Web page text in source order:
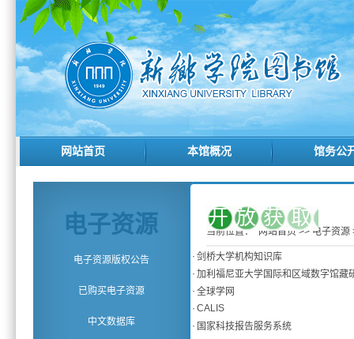
网站首页 本馆概况 馆务公
电子资源
电子资源版权公告
已购买电子资源
中文数据库
当前位置： 网站首页 >> 电子资源
开放获取
· 剑桥大学机构知识库
· 加利福尼亚大学国际和区域数字馆藏
· 全球学网
· CALIS
· 国家科技报告服务系统